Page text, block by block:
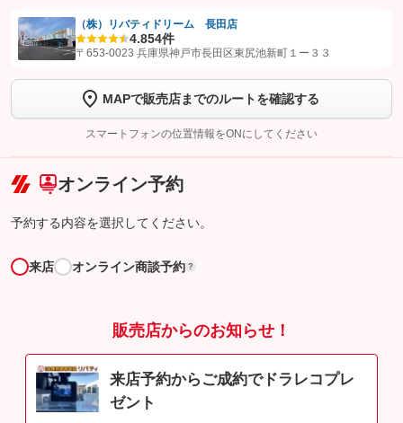
【STEP1】認証画面でグーネットを友だち追加してから「許可する」ボタンを押
トーク画面で
ボタンをタップして問い合わせを
完了してください。
こちら
（株）リバティドリーム 長田店
4.854件
〒653-0023 兵庫県神戸市長田区東尻池新町１ー３３
MAPで販売店までのルートを確認する
スマートフォンの位置情報をONにしてください
オンライン予約
予約する内容を選択してください。
来店 オンライン商談予約 ?
販売店からのお知らせ！
来店予約からご成約でドラレコプレ
ゼント